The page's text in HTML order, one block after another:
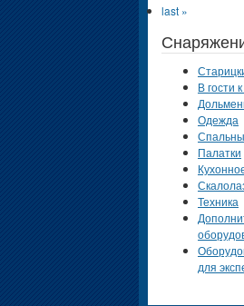
last »
В гости
Одежда
Палатки
Техника
для